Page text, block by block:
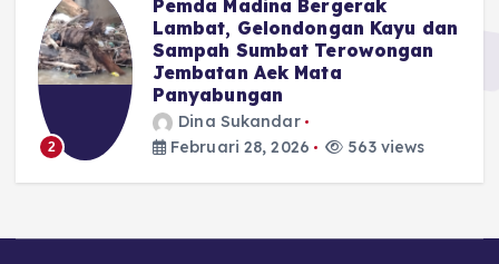
2
Pemda Madina Bergerak
Lambat, Gelondongan Kayu dan
Sampah Sumbat Terowongan
Jembatan Aek Mata
Panyabungan
Dina Sukandar
Februari 28, 2026
563 views